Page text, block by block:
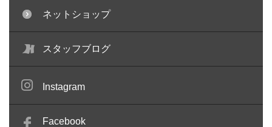
キャリパー塗装 ～コペン～
ネットショップ
スタッフブログ
Instagram
Facebook